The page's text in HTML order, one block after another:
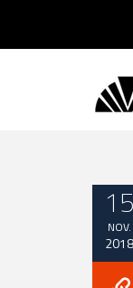
15
NOV.
2018